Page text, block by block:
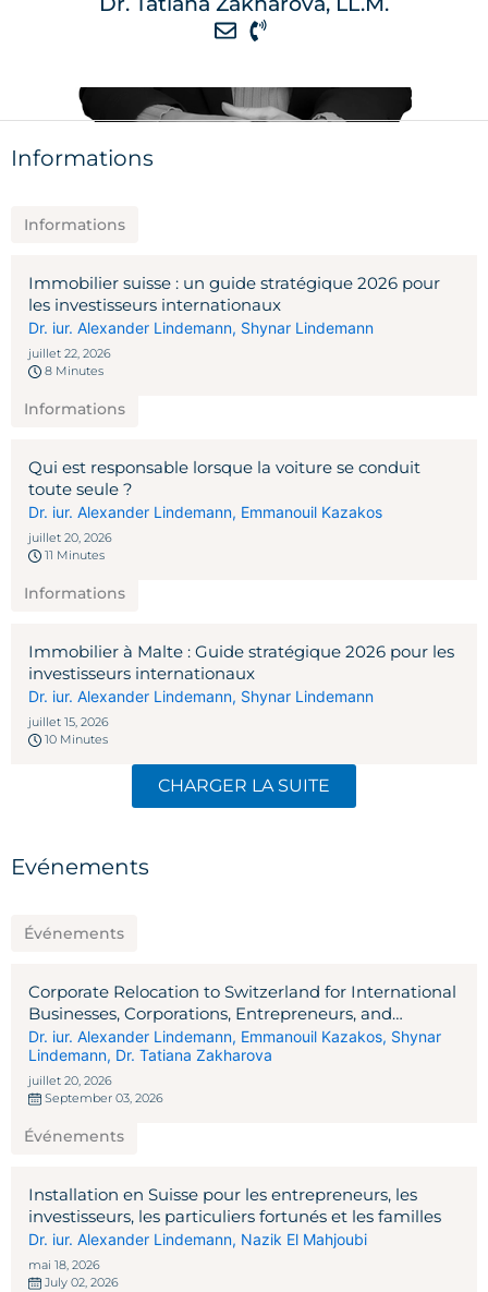
Informations
Informations
Immobilier suisse : un guide stratégique 2026 pour
les investisseurs internationaux
Dr. iur. Alexander Lindemann, Shynar Lindemann
juillet 22, 2026
8 Minutes
Informations
Qui est responsable lorsque la voiture se conduit
toute seule ?
Dr. iur. Alexander Lindemann, Emmanouil Kazakos
juillet 20, 2026
11 Minutes
Informations
Immobilier à Malte : Guide stratégique 2026 pour les
investisseurs internationaux
Dr. iur. Alexander Lindemann, Shynar Lindemann
juillet 15, 2026
10 Minutes
CHARGER LA SUITE
Evénements
Événements
Corporate Relocation to Switzerland for International
Businesses, Corporations, Entrepreneurs, and
Investors
Dr. iur. Alexander Lindemann, Emmanouil Kazakos, Shynar
Lindemann, Dr. Tatiana Zakharova
juillet 20, 2026
September 03, 2026
Événements
Installation en Suisse pour les entrepreneurs, les
investisseurs, les particuliers fortunés et les familles
Dr. iur. Alexander Lindemann, Nazik El Mahjoubi
mai 18, 2026
July 02, 2026